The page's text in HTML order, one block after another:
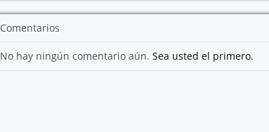
Comentarios
No hay ningún comentario aún. Sea usted el primero.